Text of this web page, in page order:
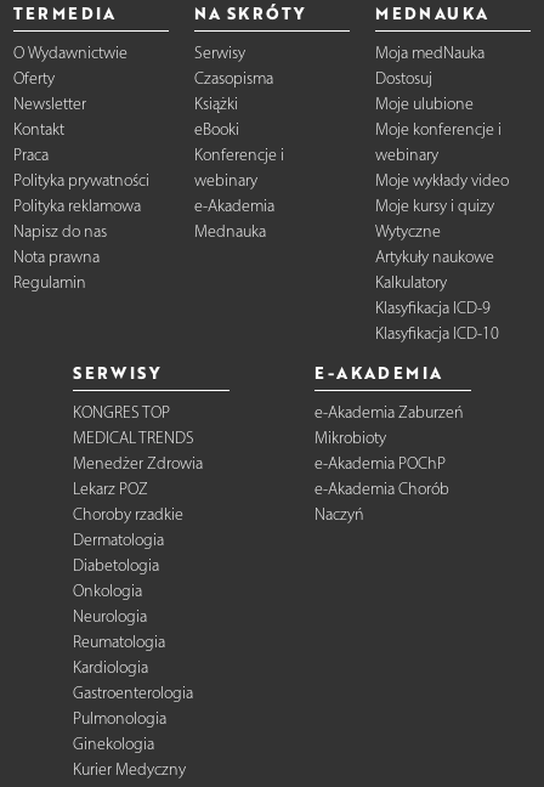
TERMEDIA
O Wydawnictwie
Oferty
Newsletter
Kontakt
Praca
Polityka prywatności
Polityka reklamowa
Napisz do nas
Nota prawna
Regulamin
NA SKRÓTY
Serwisy
Czasopisma
Książki
eBooki
Konferencje i
webinary
e-Akademia
Mednauka
MEDNAUKA
Moja medNauka
Dostosuj
Moje ulubione
Moje konferencje i
webinary
Moje wykłady video
Moje kursy i quizy
Wytyczne
Artykuły naukowe
Kalkulatory
Klasyfikacja ICD-9
Klasyfikacja ICD-10
SERWISY
KONGRES TOP
MEDICAL TRENDS
Menedżer Zdrowia
Lekarz POZ
Choroby rzadkie
Dermatologia
Diabetologia
Onkologia
Neurologia
Reumatologia
Kardiologia
Gastroenterologia
Pulmonologia
Ginekologia
Kurier Medyczny
E-AKADEMIA
e-Akademia Zaburzeń
Mikrobioty
e-Akademia POChP
e-Akademia Chorób
Naczyń